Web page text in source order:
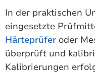
In der praktischen
eingesetzte
Härteprüfer oder
überprüft und
Kalibrierungen